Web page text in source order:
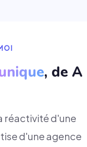
, de A
réactivité d'une
d'une agence